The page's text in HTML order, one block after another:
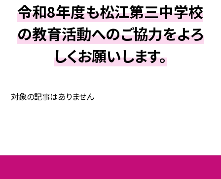
令和8年度も松江第三中学校
の教育活動へのご協力をよろ
しくお願いします。
対象の記事はありません